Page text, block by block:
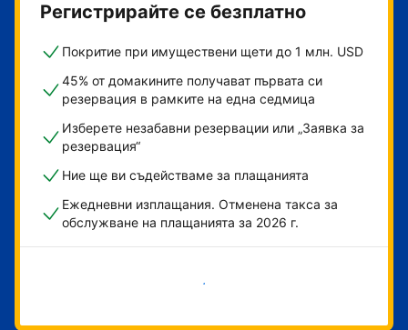
Регистрирайте се безплатно
Покритие при имуществени щети до 1 млн. USD
45% от домакините получават първата си
резервация в рамките на една седмица
Изберете незабавни резервации или „Заявка за
резервация“
Ние ще ви съдействаме за плащанията
Ежедневни изплащания. Отменена такса за
обслужване на плащанията за 2026 г.
Начало